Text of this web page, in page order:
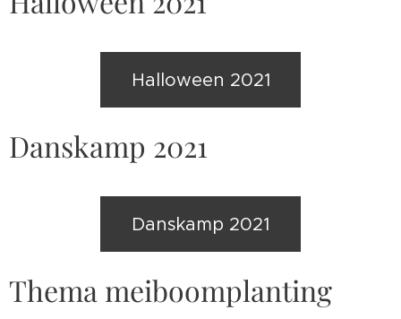
Halloween 2021
Danskamp 2021
Danskamp 2021
Thema meiboomplanting